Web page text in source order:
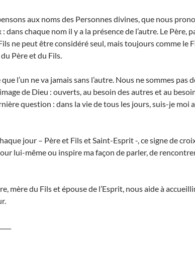
aux noms des Personnes divines, que nous
dans chaque nom il y a la présence de l’autre. Le Père,
ne peut être considéré seul, mais toujours comme le
Père et du Fils.
l’un ne va jamais sans l’autre. Nous ne sommes pas
de Dieu : ouverts, au besoin des autres et au
question : dans la vie de tous les jours, suis-je moi
jour – Père et Fils et Saint-Esprit -, ce signe de
lui-même ou inspire ma façon de parler, de
mère du Fils et épouse de l’Esprit, nous aide à